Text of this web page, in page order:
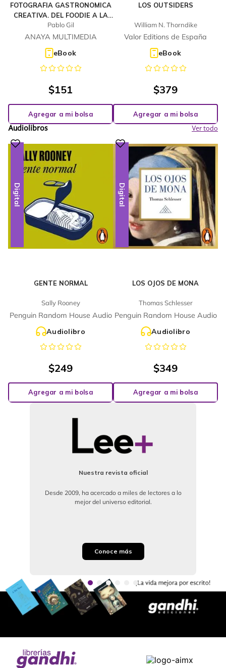
FOTOGRAFIA GASTRONOMICA
CREATIVA. DEL FOODIE A LA
ESTRELLA MICHELIN
Pablo Gil
ANAYA MULTIMEDIA
eBook
$151
Agregar a mi bolsa
LOS OUTSIDERS
William N. Thorndike
Valor Editions de España
eBook
$379
Agregar a mi bolsa
Audiolibros
Ver todo
Digital
GENTE NORMAL
Sally Rooney
Penguin Random House Audio
Audiolibro
$249
Agregar a mi bolsa
Digital
LOS OJOS DE MONA
Thomas Schlesser
Penguin Random House Audio
Audiolibro
$349
Agregar a mi bolsa
Nuestra revista oficial
Desde 2009, ha acercado a miles de lectores a lo
mejor del universo editorial.
Conoce más